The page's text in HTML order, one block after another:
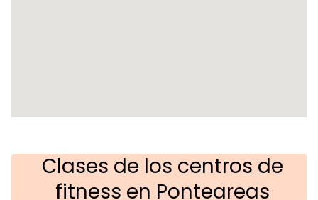
Clases de los centros de
fitness en Ponteareas